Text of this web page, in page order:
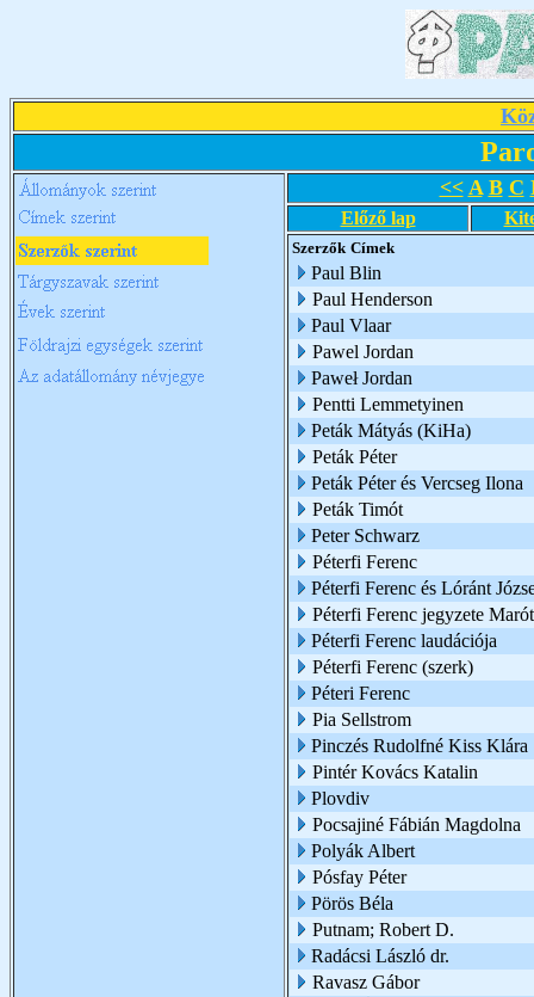
<< A B C
Előző lap
Szerzők Címek
Paul Blin
Paul Henderson
Paul Vlaar
Pawel Jordan
Paweł Jordan
Pentti Lemmetyinen
Peták Mátyás (KiHa)
Peták Péter
Peták Péter és Vercseg Ilona
Peták Timót
Peter Schwarz
Péterfi Ferenc
Péterfi Ferenc és Lóránt
Péterfi Ferenc jegyzete
Péterfi Ferenc laudációja
Péterfi Ferenc (szerk)
Péteri Ferenc
Pia Sellstrom
Pinczés Rudolfné Kiss Klára
Pintér Kovács Katalin
Plovdiv
Pocsajiné Fábián Magdolna
Polyák Albert
Pósfay Péter
Pörös Béla
Putnam; Robert D.
Radácsi László dr.
Ravasz Gábor